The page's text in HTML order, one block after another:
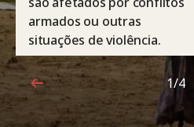
armados ou outras
situações de violência.
1 de 4
1/4